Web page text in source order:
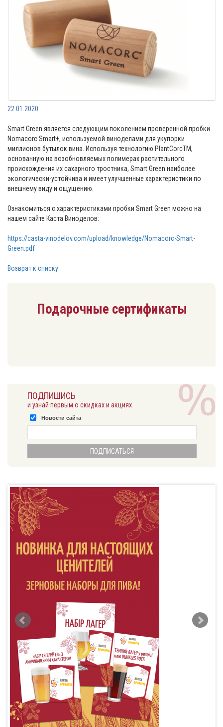
22.01.2020
Smart Green является следующим поколением проверенной пробки
Nomacorc Smart+, используемой виноделами для укупорки
миллионов бутылок вина. Используя технологию PlantCorcTM,
основанную на возобновляемых полимерах растительного
происхождения их сахарного тростника, Smart Green наиболее
экологически-устойчива и имеет улучшенные характеристики по
внешнему виду и ощущению.
Ознакомиться с характеристиками пробки Smart Green можно на
нашем сайте Каста Виноделов:
https://casta-vinodelov.com/upload/knowledge/Nomacorc-Smart-
Green.pdf
Возврат к списку
Подарочные сертификаты
ПОДПИШИСЬ
и узнай первым о скидках и акциях
Новости сайта